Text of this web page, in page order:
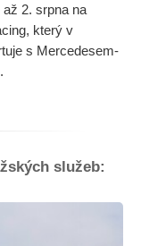
2. srpna na
který v
s Mercedesem-
služeb: